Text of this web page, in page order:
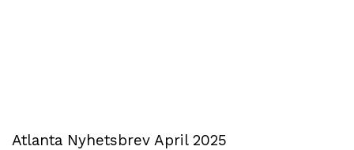
Atlanta Nyhetsbrev April 2025